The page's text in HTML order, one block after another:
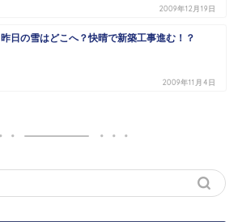
2009年12月19日
昨日の雪はどこへ？快晴で新築工事進む！？
2009年11月4日